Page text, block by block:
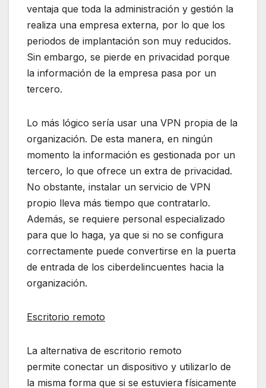
ventaja que toda la administración y gestión la
realiza una empresa externa, por lo que los
periodos de implantación son muy reducidos.
Sin embargo, se pierde en privacidad porque
la información de la empresa pasa por un
tercero.
Lo más lógico sería usar una VPN propia de la
organización. De esta manera, en ningún
momento la información es gestionada por un
tercero, lo que ofrece un extra de privacidad.
No obstante, instalar un servicio de VPN
propio lleva más tiempo que contratarlo.
Además, se requiere personal especializado
para que lo haga, ya que si no se configura
correctamente puede convertirse en la puerta
de entrada de los ciberdelincuentes hacia la
organización.
Escritorio remoto
La alternativa de escritorio remoto
permite conectar un dispositivo y utilizarlo de
la misma forma que si se estuviera físicamente